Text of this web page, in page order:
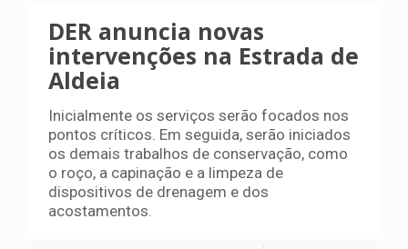
DER anuncia novas
intervenções na Estrada de
Aldeia
Inicialmente os serviços serão focados nos
pontos críticos. Em seguida, serão iniciados
os demais trabalhos de conservação, como
o roço, a capinação e a limpeza de
dispositivos de drenagem e dos
acostamentos.